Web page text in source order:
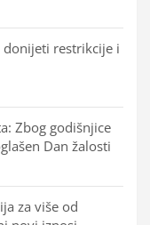
donijeti restrikcije i
Zbog godišnjice
Dan žalosti
za više od